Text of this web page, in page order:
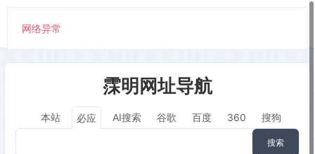
霂明网址导航
本站 必应 AI搜索 谷歌 百度 360 搜狗
搜索
网络异常